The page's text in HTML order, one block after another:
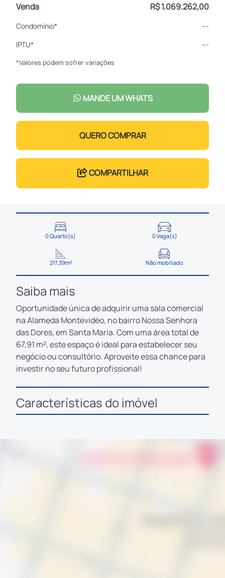
Venda R$ 1.069.262,00
Condomínio*
---
IPTU*
---
*Valores podem sofrer variações
MANDE UM WHATS
QUERO COMPRAR
COMPARTILHAR
0 Quarto(s) 0 Vaga(s)
217,39m² Não mobiliado
Saiba mais
Oportunidade única de adquirir uma sala comercial
na Alameda Montevidéo, no bairro Nossa Senhora
das Dores, em Santa Maria. Com uma área total de
67,91 m², este espaço é ideal para estabelecer seu
negócio ou consultório. Aproveite essa chance para
investir no seu futuro profissional!
Características do imóvel